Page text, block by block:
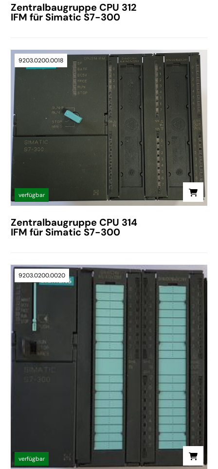
Zentralbaugruppe CPU 312
IFM für Simatic S7-300
9203.0200.0018
verfügbar
Zentralbaugruppe CPU 314
IFM für Simatic S7-300
9203.0200.0020
verfügbar